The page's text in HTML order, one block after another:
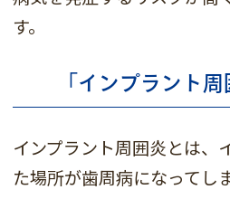
す。
「インプラント
インプラント周囲炎とは、
た場所が歯周病になってし